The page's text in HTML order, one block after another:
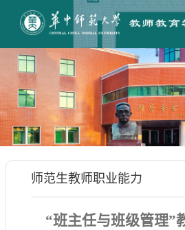
师范生教师职业能力
“班主任与班级管理”